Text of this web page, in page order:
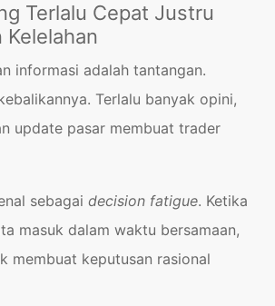
Terlalu Cepat Justru
informasi adalah tantangan.
Terlalu banyak opini,
update pasar membuat trader
sebagai decision fatigue. Ketika
masuk dalam waktu bersamaan,
membuat keputusan rasional